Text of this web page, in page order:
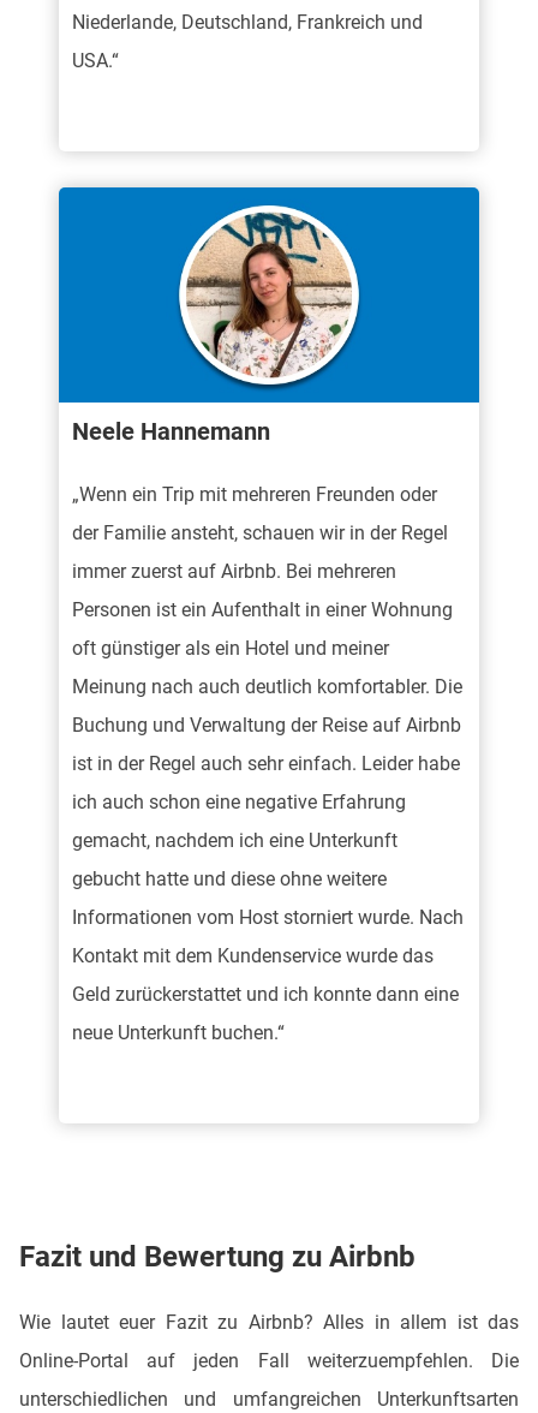
Niederlande, Deutschland, Frankreich und
USA.“
Neele Hannemann
„Wenn ein Trip mit mehreren Freunden oder
der Familie ansteht, schauen wir in der Regel
immer zuerst auf Airbnb. Bei mehreren
Personen ist ein Aufenthalt in einer Wohnung
oft günstiger als ein Hotel und meiner
Meinung nach auch deutlich komfortabler. Die
Buchung und Verwaltung der Reise auf Airbnb
ist in der Regel auch sehr einfach. Leider habe
ich auch schon eine negative Erfahrung
gemacht, nachdem ich eine Unterkunft
gebucht hatte und diese ohne weitere
Informationen vom Host storniert wurde. Nach
Kontakt mit dem Kundenservice wurde das
Geld zurückerstattet und ich konnte dann eine
neue Unterkunft buchen.“
Fazit und Bewertung zu Airbnb
Wie lautet euer Fazit zu Airbnb? Alles in allem ist das
Online-Portal auf jeden Fall weiterzuempfehlen. Die
unterschiedlichen und umfangreichen Unterkunftsarten